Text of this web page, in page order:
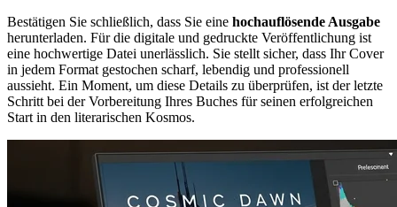
Bestätigen Sie schließlich, dass Sie eine hochauflösende Ausgabe
herunterladen. Für die digitale und gedruckte Veröffentlichung ist
eine hochwertige Datei unerlässlich. Sie stellt sicher, dass Ihr Cover
in jedem Format gestochen scharf, lebendig und professionell
aussieht. Ein Moment, um diese Details zu überprüfen, ist der letzte
Schritt bei der Vorbereitung Ihres Buches für seinen erfolgreichen
Start in den literarischen Kosmos.